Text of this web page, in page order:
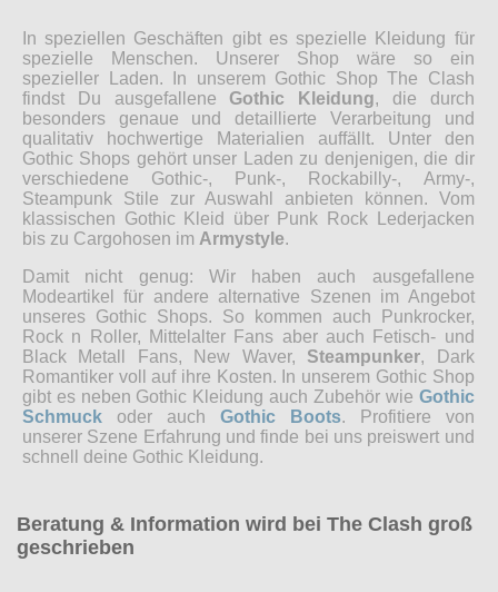
In speziellen Geschäften gibt es spezielle Kleidung für
spezielle Menschen. Unserer Shop wäre so ein
spezieller Laden. In unserem Gothic Shop The Clash
findst Du ausgefallene Gothic Kleidung, die durch
besonders genaue und detaillierte Verarbeitung und
qualitativ hochwertige Materialien auffällt. Unter den
Gothic Shops gehört unser Laden zu denjenigen, die dir
verschiedene Gothic-, Punk-, Rockabilly-, Army-,
Steampunk Stile zur Auswahl anbieten können. Vom
klassischen Gothic Kleid über Punk Rock Lederjacken
bis zu Cargohosen im Armystyle.
Damit nicht genug: Wir haben auch ausgefallene
Modeartikel für andere alternative Szenen im Angebot
unseres Gothic Shops. So kommen auch Punkrocker,
Rock n Roller, Mittelalter Fans aber auch Fetisch- und
Black Metall Fans, New Waver, Steampunker, Dark
Romantiker voll auf ihre Kosten. In unserem Gothic Shop
gibt es neben Gothic Kleidung auch Zubehör wie Gothic
Schmuck oder auch Gothic Boots. Profitiere von
unserer Szene Erfahrung und finde bei uns preiswert und
schnell deine Gothic Kleidung.
Beratung & Information wird bei The Clash groß
geschrieben